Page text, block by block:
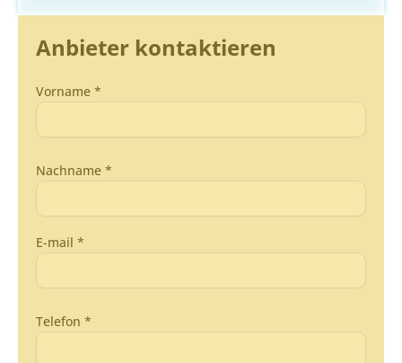
Anbieter kontaktieren
Vorname *
Nachname *
E-mail *
Telefon *